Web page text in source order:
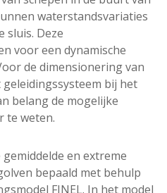
waterstandsvariaties
sluis. Deze
voor een dynamische
de dimensionering van
bij het
belang de mogelijke
te weten.
en extreme
bepaald met behulp
FINEL. In het model